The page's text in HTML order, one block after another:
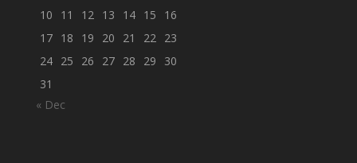
10
11 12 13 14 15
16
17 18 19 20 21 22
23
24 25 26 27 28 29
30
31
« Dec